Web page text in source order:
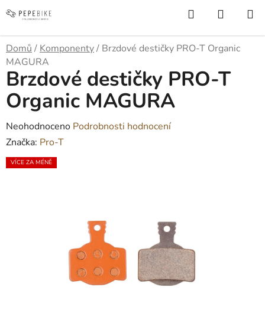
na
Hledat
KOŠÍK
Domů / Komponenty/ Brzdové destičky PRO-T Organic
MAGURA
Brzdové destičky PRO-T
Organic MAGURA
Průměrné
hodnocení
produktu
Neohodnoceno Podrobnosti hodnocení
Značka: Pro-T
VÍCE ZA MÉNĚ